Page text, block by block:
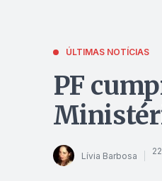
ÚLTIMAS NOTÍCIAS
PF
Lívia Barbosa